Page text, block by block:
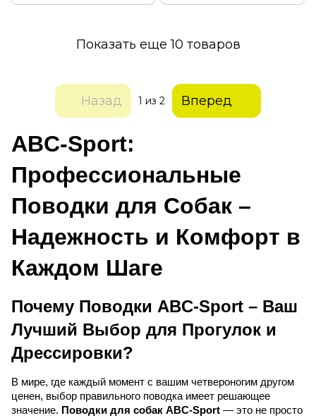
Показать еще 10 товаров
Назад 1 из 2 Вперед
ABC-Sport:
Профессиональные
Поводки для Собак –
Надежность и Комфорт в
Каждом Шаге
Почему Поводки ABC-Sport – Ваш
Лучший Выбор для Прогулок и
Дрессировки?
В мире, где каждый момент с вашим четвероногим другом
ценен, выбор правильного поводка имеет решающее
значение. Поводки для собак ABC-Sport — это не просто